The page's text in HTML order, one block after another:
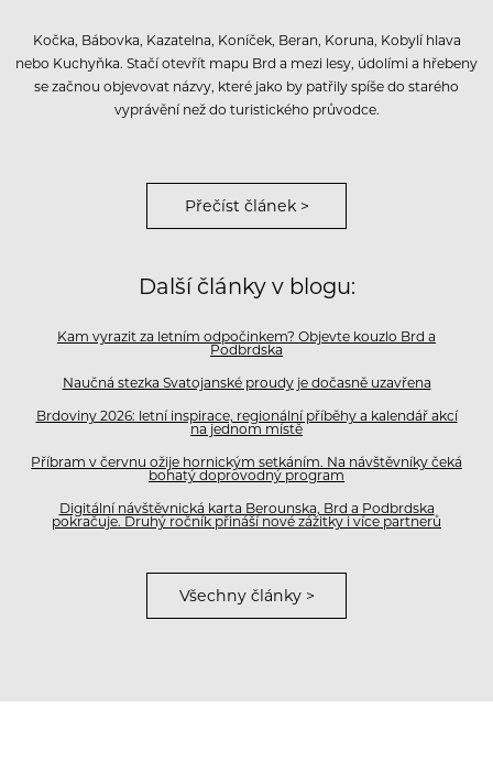
Kočka, Bábovka, Kazatelna, Koníček, Beran, Koruna, Kobylí hlava
nebo Kuchyňka. Stačí otevřít mapu Brd a mezi lesy, údolími a hřebeny
se začnou objevovat názvy, které jako by patřily spíše do starého
vyprávění než do turistického průvodce.
Přečíst článek >
Další články v blogu:
Kam vyrazit za letním odpočinkem? Objevte kouzlo Brd a
Podbrdska
Naučná stezka Svatojanské proudy je dočasně uzavřena
Brdoviny 2026: letní inspirace, regionální příběhy a kalendář akcí
na jednom místě
Příbram v červnu ožije hornickým setkáním. Na návštěvníky čeká
bohatý doprovodný program
Digitální návštěvnická karta Berounska, Brd a Podbrdska
pokračuje. Druhý ročník přináší nové zážitky i více partnerů
Všechny články >